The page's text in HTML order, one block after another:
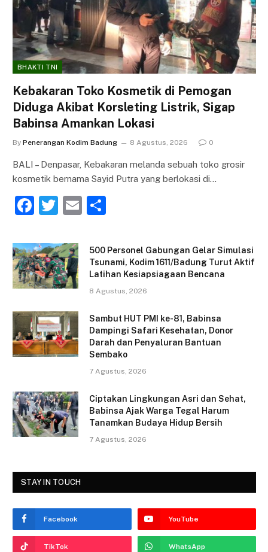
BHAKTI TNI
Kebakaran Toko Kosmetik di Pemogan
Diduga Akibat Korsleting Listrik, Sigap
Babinsa Amankan Lokasi
By Penerangan Kodim Badung 8 Agustus, 2026 0
BALI – Denpasar, Kebakaran melanda sebuah toko grosir
kosmetik bernama Sayid Putra yang berlokasi di…
F
c
e
b
o
k
T
itt
er
E
ai ar
e
500 Personel Gabungan Gelar Simulasi
Tsunami, Kodim 1611/Badung Turut Aktif
Latihan Kesiapsiagaan Bencana
8 Agustus, 2026
Sambut HUT PMI ke-81, Babinsa
Dampingi Safari Kesehatan, Donor
Darah dan Penyaluran Bantuan
Sembako
7 Agustus, 2026
Ciptakan Lingkungan Asri dan Sehat,
Babinsa Ajak Warga Tegal Harum
Tanamkan Budaya Hidup Bersih
7 Agustus, 2026
STAY IN TOUCH
Facebook YouTube
TikTok WhatsApp